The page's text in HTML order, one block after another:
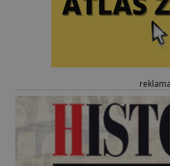
reklama